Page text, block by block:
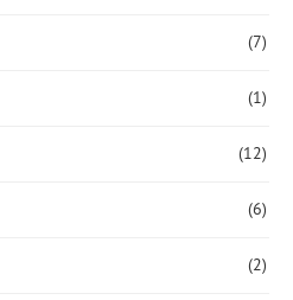
(7)
(1)
(12)
(6)
(2)